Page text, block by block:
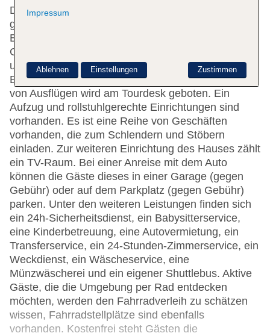
Das freundliche Personal an der Rezeption ist
gerne bei allen Fragen behilflich. Zu den
Einrichtungen des Hotels gehören eine
Gepäckaufbewahrung, ein Safe, eine Wechselstube
und ein Geldautomat. WLAN ist in den öffentlichen
Bereichen verfügbar. Hilfestellung bei der Buchung
von Ausflügen wird am Tourdesk geboten. Ein
Aufzug und rollstuhlgerechte Einrichtungen sind
vorhanden. Es ist eine Reihe von Geschäften
vorhanden, die zum Schlendern und Stöbern
einladen. Zur weiteren Einrichtung des Hauses zählt
ein TV-Raum. Bei einer Anreise mit dem Auto
können die Gäste dieses in einer Garage (gegen
Gebühr) oder auf dem Parkplatz (gegen Gebühr)
parken. Unter den weiteren Leistungen finden sich
ein 24h-Sicherheitsdienst, ein Babysitterservice,
eine Kinderbetreuung, eine Autovermietung, ein
Transferservice, ein 24-Stunden-Zimmerservice, ein
Weckdienst, ein Wäscheservice, eine
Münzwäscherei und ein eigener Shuttlebus. Aktive
Gäste, die die Umgebung per Rad entdecken
möchten, werden den Fahrradverleih zu schätzen
wissen, Fahrradstellplätze sind ebenfalls
vorhanden. Kostenfrei steht Gästen die
Impressum
Zustimmen
Ablehnen Einstellungen